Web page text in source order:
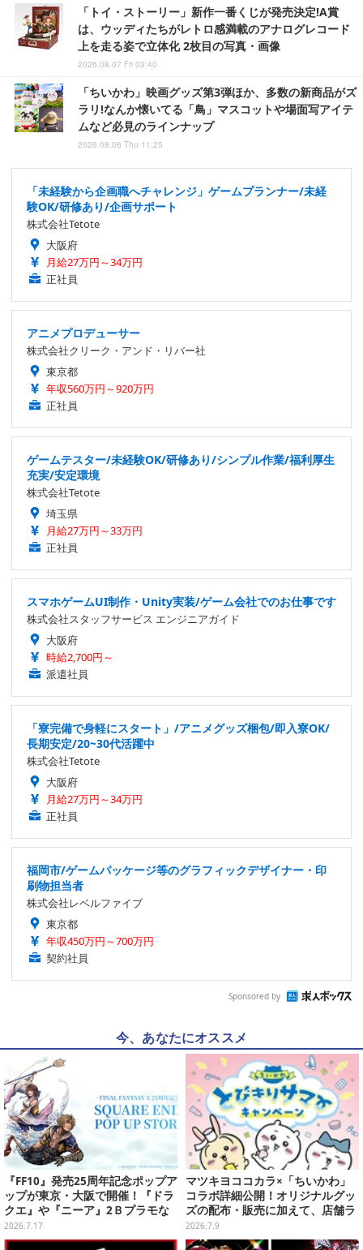
「トイ・ストーリー」新作一番くじが発売決定!A賞
は、ウッディたちがレトロ感満載のアナログレコード
上を走る姿で立体化 2枚目の写真・画像
2026.08.07 Fri 03:40
「ちいかわ」映画グッズ第3弾ほか、多数の新商品がズ
ラリ!なんか懐いてる「鳥」マスコットや場面写アイテ
ムなど必見のラインナップ
2026.08.06 Thu 11:25
「未経験から企画職へチャレンジ」ゲームプランナー/未経
験OK/研修あり/企画サポート
株式会社Tetote
大阪府
月給27万円～34万円
正社員
アニメプロデューサー
株式会社クリーク・アンド・リバー社
東京都
年収560万円～920万円
正社員
ゲームテスター/未経験OK/研修あり/シンプル作業/福利厚生
充実/安定環境
株式会社Tetote
埼玉県
月給27万円～33万円
正社員
スマホゲームUI制作・Unity実装/ゲーム会社でのお仕事です
株式会社スタッフサービス エンジニアガイド
大阪府
時給2,700円～
派遣社員
「寮完備で身軽にスタート」/アニメグッズ梱包/即入寮OK/
長期安定/20~30代活躍中
株式会社Tetote
大阪府
月給27万円～34万円
正社員
福岡市/ゲームパッケージ等のグラフィックデザイナー・印
刷物担当者
株式会社レベルファイブ
東京都
年収450万円～700万円
契約社員
Sponsored by
今、あなたにオススメ
『FF10』発売25周年記念ポップア
ップが東京・大阪で開催！『ドラ
クエ』や『ニーア』2Ｂプラモな
ども販売
2026.7.17
マツキヨココカラ×「ちいかわ」
コラボ詳細公開！オリジナルグッ
ズの配布・販売に加えて、店舗ラ
ッピングや”花火打ち上げ”まで盛
り沢山
2026.7.9